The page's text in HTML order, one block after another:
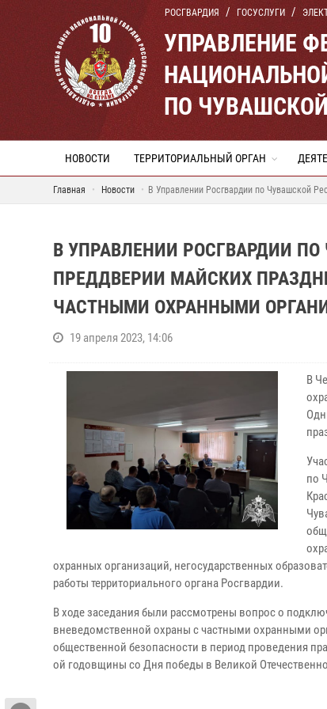
РОСГВАРДИЯ ГОСУСЛУГИ
УПРАВЛЕНИЕ
ПО
НОВОСТИ ТЕРРИТОРИАЛЬНЫЙ ОРГАН
Главная Новости В Управлении Росгвардии по Чувашской
В УПРАВЛЕНИИ РОСГВАРДИИ
ПРЕДДВЕРИИ МАЙСКИХ
ЧАСТНЫМИ ОХРАННЫМИ
19 апреля 2023, 14:06
В
по
охранных организаций, негосударственных
работы территориального органа Росгвардии.
В ходе заседания были рассмотрены вопрос о
вневедомственной охраны с частными охранными
общественной безопасности в период проведения
ой годовщины со Дня победы в Великой